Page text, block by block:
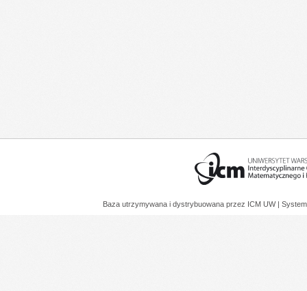
Baza utrzymywana i dystrybuowana przez ICM UW |